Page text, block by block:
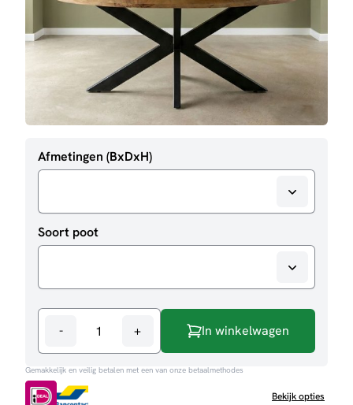
Afmetingen (BxDxH)
Soort poot
-
Iris
ovaal
aantal
+ In winkelwagen
Gemakkelijk en veilig betalen met een van onze betaalmethodes
Bekijk opties